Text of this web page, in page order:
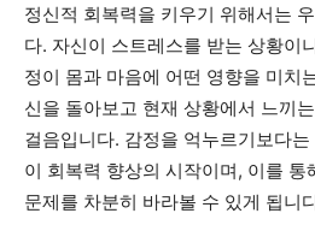
정신적 회복력을 키우기 위해서는
다. 자신이 스트레스를 받는 상황이
정이 몸과 마음에 어떤 영향을 미치
신을 돌아보고 현재 상황에서 느끼
걸음입니다. 감정을 억누르기보다
이 회복력 향상의 시작이며, 이를 통
문제를 차분히 바라볼 수 있게 됩니